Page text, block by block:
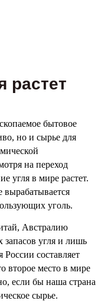
растет
бытовое
но и сырье для
на переход
угля в мире растет.
вырабатывается
уголь.
Австралию
угля и лишь
составляет
второе место в мире
если бы наша страна
сырье.